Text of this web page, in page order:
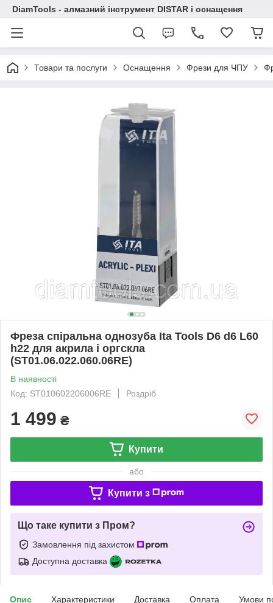
DiamTools - алмазний інструмент DISTAR і оснащення
Товари та послуги Оснащення Фрези для ЧПУ
Фреза спіральна однозуба Ita Tools D6 d6 L60
h22 для акрила і оргскла
(ST01.06.022.060.06RE)
В наявності
Код: ST010602206006RE
Роздріб
1 499 ₴
Купити
або
Купити з
Що таке купити з Пром?
Замовлення під захистом
Доступна доставка
Опис Характеристики Доставка Оплата Умови